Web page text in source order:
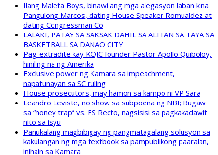
Ilang Maleta Boys, binawi ang mga alegasyon laban kina
Pangulong Marcos, dating House Speaker Romualdez at
dating Congressman Co
LALAKI, PATAY SA SAKSAK DAHIL SA ALITAN SA TAYA SA
BASKETBALL SA DANAO CITY
Pag-extradite kay KOJC founder Pastor Apollo Quiboloy,
hiniling na ng Amerika
Exclusive power ng Kamara sa impeachment,
napatunayan sa SC ruling
House prosecutors, may hamon sa kampo ni VP Sara
Leandro Leviste, no show sa subpoena ng NBI; Bugaw
sa “honey trap” vs. ES Recto, nagsisisi sa pagkakadawit
nito sa isyu
Panukalang magbibigay ng pangmatagalang solusyon sa
kakulangan ng mga textbook sa pampublikong paaralan,
inihain sa Kamara